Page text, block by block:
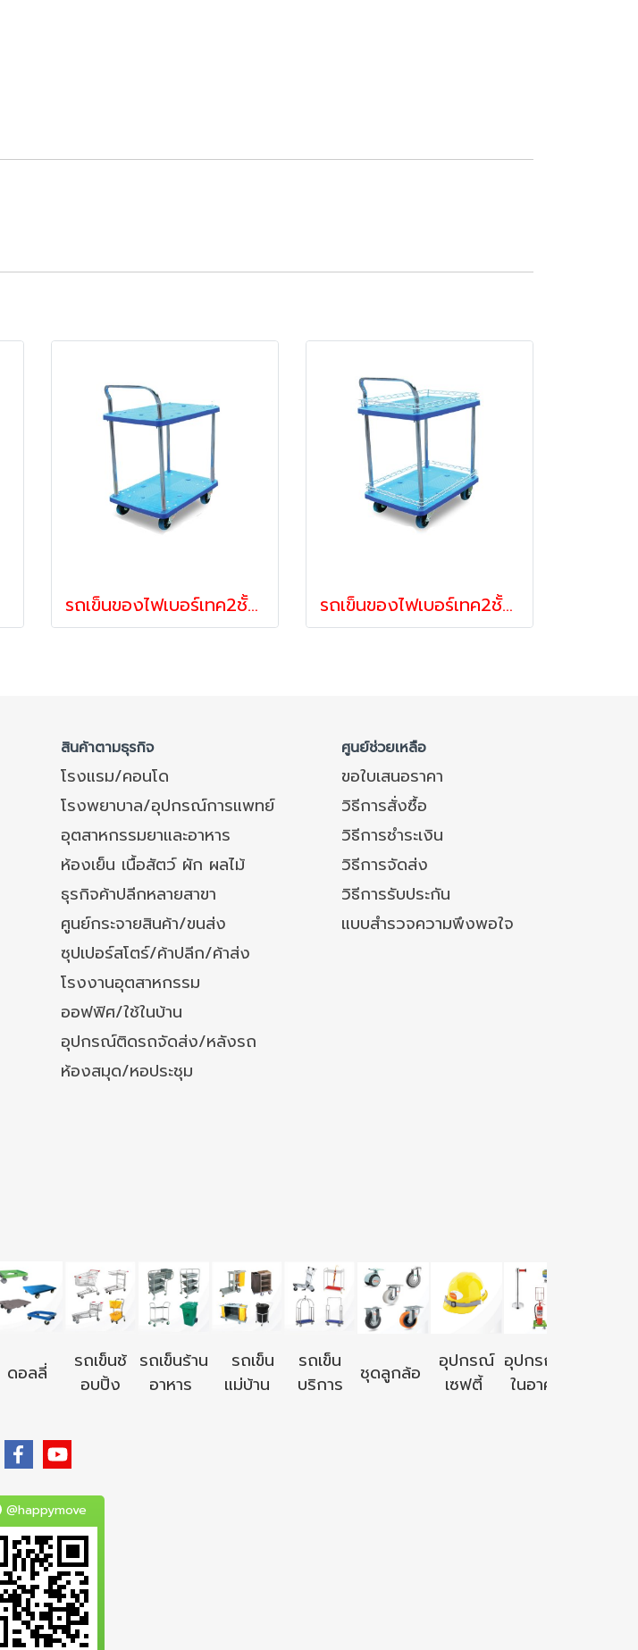
รถเข็นของไฟเบอร์เทค2ชั้นแฮนด์ข้างเดียวไม่มีตาข่ายล้อมรับน้ำหนัก150-450กก.ยี่ห้อHappy Move 54356,54370 รถเข็นของไฟเบอร์เทค2ชั้นแฮนด์ข้างเดียวรับน้ำหนัก150-450กก.ยี่ห้อHappy Move 54349,54363
สินค้าตามธุรกิจ ศูนย์ช่วยเหลือ
โรงแรม/คอนโด
ขอใบเสนอราคา
โรงพยาบาล/อุปกรณ์การแพทย์
วิธีการสั่งซื้อ
อุตสาหกรรมยาและอาหาร
วิธีการชำระเงิน
ห้องเย็น เนื้อสัตว์ ผัก ผลไม้
วิธีการจัดส่ง
ธุรกิจค้าปลีกหลายสาขา
วิธีการรับประกัน
ศูนย์กระจายสินค้า/ขนส่ง
แบบสำรวจความพึงพอใจ
ซุปเปอร์สโตร์/ค้าปลีก/ค้าส่ง
โรงงานอุตสาหกรรม
ออฟฟิศ/ใช้ในบ้าน
อุปกรณ์ติดรถจัดส่ง/หลังรถ
ห้องสมุด/หอประชุม
ดอลลี่
รถเข็นช้
อบปิ้ง
รถเข็นร้าน
อาหาร
รถเข็น
แม่บ้าน
รถเข็น
บริการ
ชุดลูกล้อ
อุปกรณ์
เซฟตี้
อุปกรณ์ใช้
ในอาคาร
@happymove